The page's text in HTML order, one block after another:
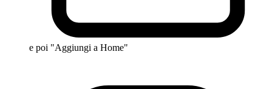
e poi "Aggiungi a Home"